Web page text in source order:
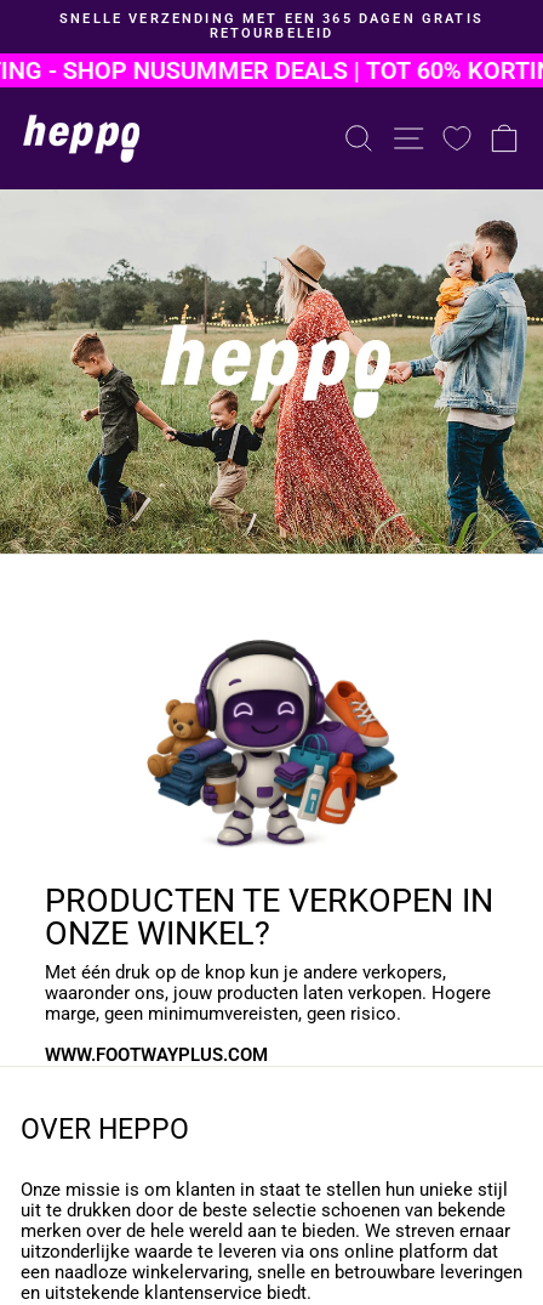
gaan
Diavoorstelling
pauzeren
SNELLE VERZENDING MET EEN 365 DAGEN GRATIS
RETOURBELEID
- SHOP NU SUMMER DEALS | TOT 60%
PRODUCT
SITE
PRODUCTEN TE VERKOPEN IN
ONZE WINKEL?
Met één druk op de knop kun je andere verkopers,
waaronder ons, jouw producten laten verkopen. Hogere
marge, geen minimumvereisten, geen risico.
WWW.FOOTWAYPLUS.COM
OVER HEPPO
Onze missie is om klanten in staat te stellen hun unieke stijl
uit te drukken door de beste selectie schoenen van bekende
merken over de hele wereld aan te bieden. We streven ernaar
uitzonderlijke waarde te leveren via ons online platform dat
een naadloze winkelervaring, snelle en betrouwbare leveringen
en uitstekende klantenservice biedt.